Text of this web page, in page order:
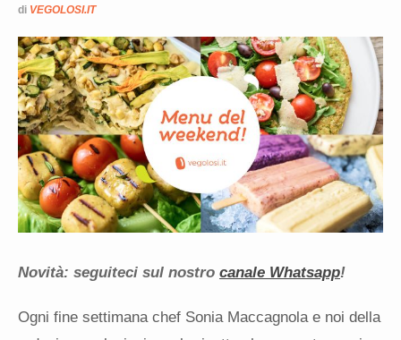
di VEGOLOSI.IT
Novità: seguiteci sul nostro canale Whatsapp!
Ogni fine settimana chef Sonia Maccagnola e noi della